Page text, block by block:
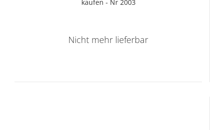
kau­fen - Nr 2003
Nicht mehr lieferbar